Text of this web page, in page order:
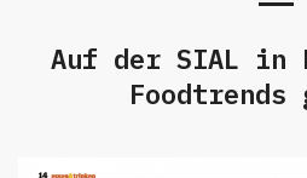
Auf der SIAL in
Foodtrends